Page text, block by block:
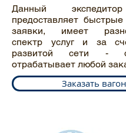
Данный
предоставляет
заявки, имеет
спектр услуг и за
развитой сети -
отрабатывает любой
Заказать вагон